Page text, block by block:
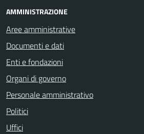
AMMINISTRAZIONE
Aree amministrative
Documenti e dati
Enti e fondazioni
Organi di governo
Personale amministrativo
Politici
Uffici